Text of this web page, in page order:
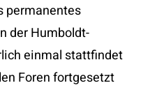
permanentes
der Humboldt-
einmal stattfindet
Foren fortgesetzt